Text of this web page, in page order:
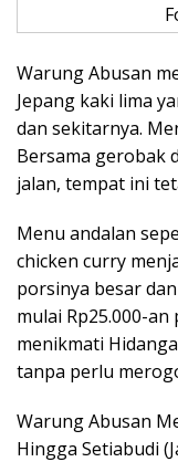
Warung Abusan
Jepang kaki lima
dan sekitarnya.
Bersama gerobak
jalan, tempat ini
Menu andalan
chicken curry
porsinya besar
mulai Rp25.000-
menikmati
tanpa perlu
Warung Abusan
Hingga Setiabudi